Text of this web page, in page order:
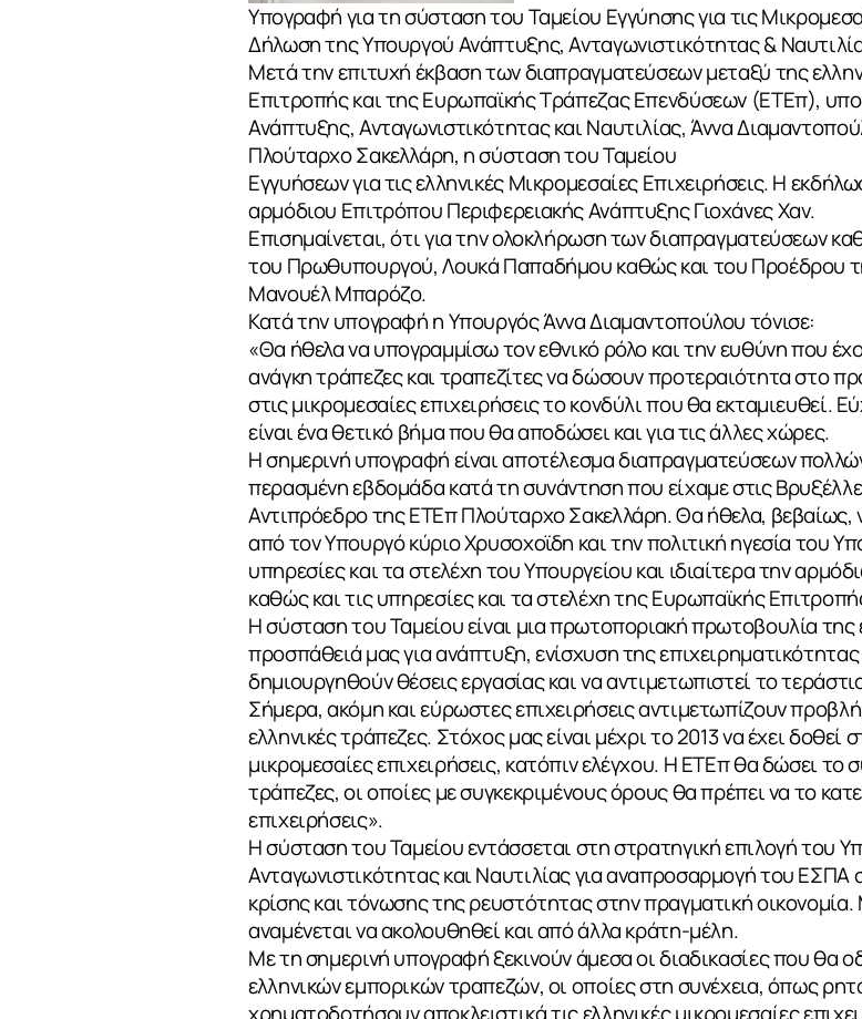
ΣΧΕΤΙΚΑ
Υπογραφή για τη σύσταση του Ταμείου Εγγύησης για τις
Δήλωση της Υπουργού Ανάπτυξης, Ανταγωνιστικότητας &
Μετά την επιτυχή έκβαση των διαπραγματεύσεων μεταξύ της
Επιτροπής και της Ευρωπαϊκής Τράπεζας Επενδύσεων (ΕΤΕπ),
Ανάπτυξης, Ανταγωνιστικότητας και Ναυτιλίας, Άννα
Πλούταρχο Σακελλάρη, η σύσταση του Ταμείου
Εγγυήσεων για τις ελληνικές Μικρομεσαίες Επιχειρήσεις. Η
αρμόδιου Επιτρόπου Περιφερειακής Ανάπτυξης Γιοχάνες Χαν.
Επισημαίνεται, ότι για την ολοκλήρωση των διαπραγματεύσεων
του Πρωθυπουργού, Λουκά Παπαδήμου καθώς και του Προέδρου
Μανουέλ Μπαρόζο.
Κατά την υπογραφή η Υπουργός Άννα Διαμαντοπούλου τόνισε:
«Θα ήθελα να υπογραμμίσω τον εθνικό ρόλο και την ευθύνη που
ανάγκη τράπεζες και τραπεζίτες να δώσουν προτεραιότητα στο
στις μικρομεσαίες επιχειρήσεις το κονδύλι που θα εκταμιευθεί.
είναι ένα θετικό βήμα που θα αποδώσει και για τις άλλες χώρες.
Η σημερινή υπογραφή είναι αποτέλεσμα διαπραγματεύσεων
περασμένη εβδομάδα κατά τη συνάντηση που είχαμε στις
Αντιπρόεδρο της ΕΤΕπ Πλούταρχο Σακελλάρη. Θα ήθελα, βεβαίως,
από τον Υπουργό κύριο Χρυσοχοϊδη και την πολιτική ηγεσία του
υπηρεσίες και τα στελέχη του Υπουργείου και ιδιαίτερα την
καθώς και τις υπηρεσίες και τα στελέχη της Ευρωπαϊκής
Η σύσταση του Ταμείου είναι μια πρωτοποριακή πρωτοβουλία
προσπάθειά μας για ανάπτυξη, ενίσχυση της
δημιουργηθούν θέσεις εργασίας και να αντιμετωπιστεί το
Σήμερα, ακόμη και εύρωστες επιχειρήσεις αντιμετωπίζουν
ελληνικές τράπεζες. Στόχος μας είναι μέχρι το 2013 να έχει δοθεί
μικρομεσαίες επιχειρήσεις, κατόπιν ελέγχου. Η ΕΤΕπ θα δώσει το
τράπεζες, οι οποίες με συγκεκριμένους όρους θα πρέπει να το
επιχειρήσεις».
Η σύσταση του Ταμείου εντάσσεται στη στρατηγική επιλογή του
Ανταγωνιστικότητας και Ναυτιλίας για αναπροσαρμογή του ΕΣΠΑ
κρίσης και τόνωσης της ρευστότητας στην πραγματική
αναμένεται να ακολουθηθεί και από άλλα κράτη-μέλη.
Με τη σημερινή υπογραφή ξεκινούν άμεσα οι διαδικασίες που θα
ελληνικών εμπορικών τραπεζών, οι οποίες στη συνέχεια, όπως
χρηματοδοτήσουν αποκλειστικά τις ελληνικές μικρομεσαίες